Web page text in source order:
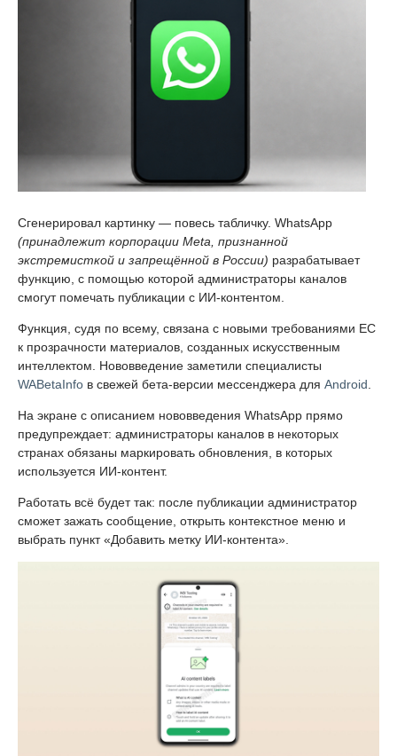
Сгенерировал картинку — повесь табличку. WhatsApp
(принадлежит корпорации Meta, признанной
экстремисткой и запрещённой в России) разрабатывает
функцию, с помощью которой администраторы каналов
смогут помечать публикации с ИИ-контентом.
Функция, судя по всему, связана с новыми требованиями ЕС
к прозрачности материалов, созданных искусственным
интеллектом. Нововведение заметили специалисты
WABetaInfo в свежей бета-версии мессенджера для Android
На экране с описанием нововведения WhatsApp прямо
предупреждает: администраторы каналов в некоторых
странах обязаны маркировать обновления, в которых
используется ИИ-контент.
Работать всё будет так: после публикации администратор
сможет зажать сообщение, открыть контекстное меню и
выбрать пункт «Добавить метку ИИ-контента».